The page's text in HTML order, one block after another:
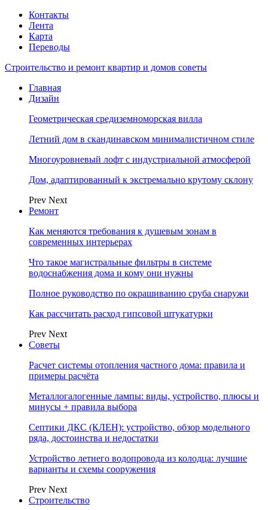
Контакты
Лента
Карта
Переводы
Строительство и ремонт квартир и домов советы
Главная
Дизайн
Геометрическая средиземноморская вилла
Летний дом в скандинавском минималистичном стиле
Многоуровневый лофт с индустриальной атмосферой
Дом, адаптированный к экстремально крутому склону
Prev Next
Ремонт
Как меняются требования к душевым зонам в
современных интерьерах
Что такое магистральные фильтры в системе
водоснабжения дома и кому они нужны
Полное руководство по окрашиванию сруба снаружи
Как рассчитать расход гипсовой штукатурки
Prev Next
Советы
Расчет системы отопления частного дома: правила и
примеры расчёта
Металлогалогенные лампы: виды, устройство, плюсы и
минусы + правила выбора
Септики ДКС (КЛЕН): устройство, обзор модельного
ряда, достоинства и недостатки
Устройство летнего водопровода из колодца: лучшие
варианты и схемы сооружения
Prev Next
Строительство